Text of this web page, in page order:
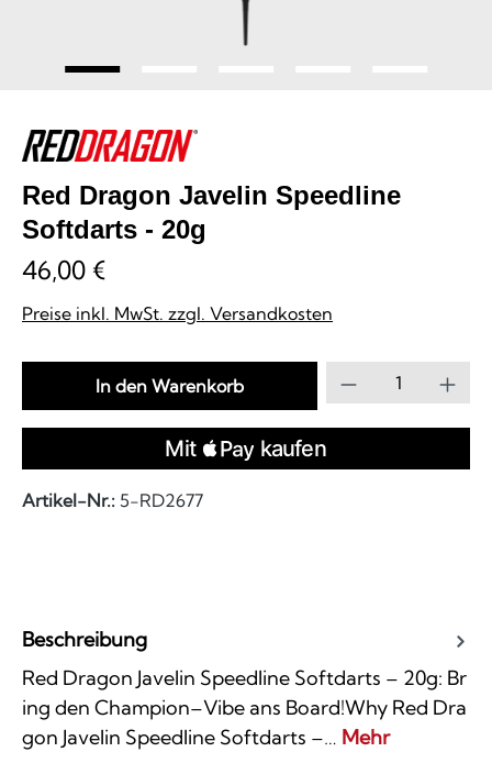
Red Dragon Javelin Speedline
Softdarts - 20g
46,00 €
Preise inkl. MwSt. zzgl. Versandkosten
Produkt
In den Warenkorb
Artikel-Nr.: 5-RD2677
Beschreibung
Red Dragon Javelin Speedline Softdarts – 20g: Br
ing den Champion–Vibe ans Board!Why Red Dra
gon Javelin Speedline Softdarts –… Mehr